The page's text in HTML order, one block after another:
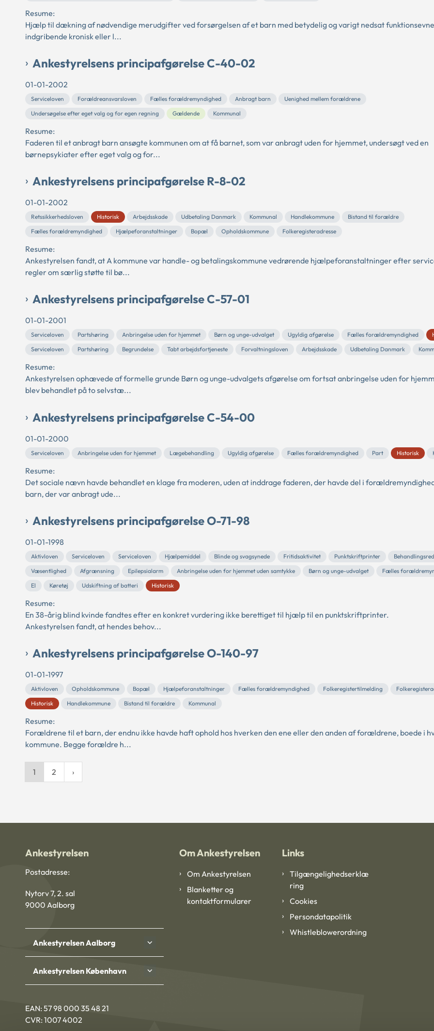
Resume:
Hjælp til dækning af nødvendige merudgifter ved forsørgelsen af et barn med betydelig og varigt nedsat
indgribende kronisk eller l...
Ankestyrelsens principafgørelse C-40-02
01-01-2002
Serviceloven Forældreansvarsloven Fælles forældremyndighed Anbragt barn
Uenighed mellem forældrene
Undersøgelse efter eget valg og for egen regning
Gældende Kommunal
Resume:
Faderen til et anbragt barn ansøgte kommunen om at få barnet, som var anbragt uden for hjemmet, undersøgt ved en
børnepsykiater efter eget valg og for...
Ankestyrelsens principafgørelse R-8-02
01-01-2002
Retssikkerhedsloven Historisk Arbejdsskade Udbetaling Danmark Kommunal Handlekommune
Bistand til forældre
Fælles forældremyndighed
Hjælpeforanstaltninger Bopæl Opholdskommune Folkeregisteradresse
Resume:
Ankestyrelsen fandt, at A kommune var handle- og betalingskommune vedrørende hjælpeforanstaltninger efter
regler om særlig støtte til bø...
Ankestyrelsens principafgørelse C-57-01
01-01-2001
Serviceloven Partshøring Anbringelse uden for hjemmet Børn og unge-udvalget Ugyldig afgørelse Fælles forældremyndighed
Serviceloven
Partshøring Begrundelse Tabt arbejdsfortjeneste Forvaltningsloven Arbejdsskade Udbetaling Danmark
Resume:
Ankestyrelsen ophævede af formelle grunde Børn og unge-udvalgets afgørelse om fortsat anbringelse uden for
blev behandlet på to selvstæ...
Ankestyrelsens principafgørelse C-54-00
01-01-2000
Serviceloven Anbringelse uden for hjemmet Lægebehandling Ugyldig afgørelse Fælles forældremyndighed Part Historisk
Resume:
Det sociale nævn havde behandlet en klage fra moderen, uden at inddrage faderen, der havde del i
barn, der var anbragt ude...
Ankestyrelsens principafgørelse O-71-98
01-01-1998
Aktivloven Serviceloven Serviceloven Hjælpemiddel Blinde og svagsynede Fritidsaktivitet Punktskriftprinter
Væsentlighed
Afgrænsning Epilepsialarm Anbringelse uden for hjemmet uden samtykke Børn og unge-udvalget
Fælles
El
Køretøj Udskiftning af batteri Historisk
Resume:
En 38-årig blind kvinde fandtes efter en konkret vurdering ikke berettiget til hjælp til en punktskriftprinter.
Ankestyrelsen fandt, at hendes behov...
Ankestyrelsens principafgørelse O-140-97
01-01-1997
Aktivloven Opholdskommune Bopæl Hjælpeforanstaltninger Fælles forældremyndighed Folkeregistertilmelding
Historisk
Handlekommune Bistand til forældre Kommunal
Resume:
Forældrene til et barn, der endnu ikke havde haft ophold hos hverken den ene eller den anden af forældrene, boede i
kommune. Begge forældre h...
1 2
Ankestyrelsen
Postadresse:
Nytorv 7, 2. sal
9000 Aalborg
Ankestyrelsen Aalborg
Ankestyrelsen København
EAN: 57 98 000 35 48 21
CVR: 1007 4002
Om Ankestyrelsen
Om Ankestyrelsen
Blanketter og
kontaktformularer
Links
Tilgængelighedserklæ
ring
Cookies
Persondatapolitik
Whistleblowerordning